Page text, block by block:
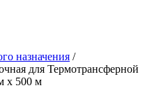
назначения /
для Термотрансферной
x 500 м